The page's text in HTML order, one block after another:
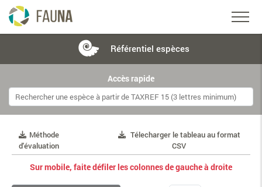
Référentiel espèces
Accès rapide
Méthode
d'évaluation
Télecharger le tableau au format
CSV
Sur mobile, faite défiler les colonnes de gauche à droite